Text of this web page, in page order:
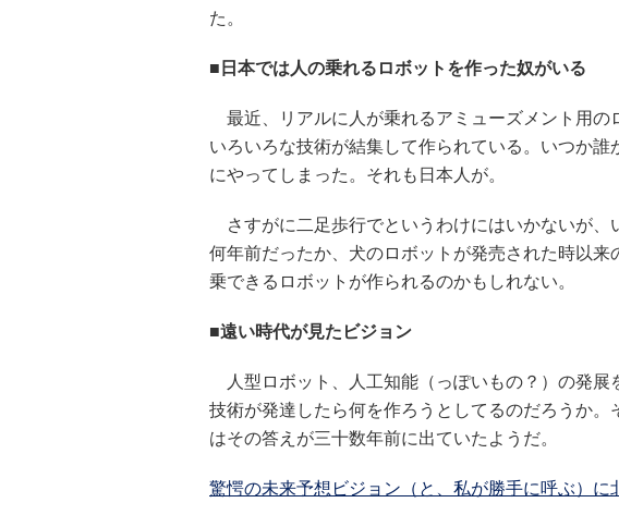
た。
■日本では人の乗れるロボットを作った奴がいる
最近、リアルに人が乗れるアミューズメント用の
いろいろな技術が結集して作られている。いつか
にやってしまった。それも日本人が。
さすがに二足歩行でというわけにはいかないが、
何年前だったか、犬のロボットが発売された時以
乗できるロボットが作られるのかもしれない。
■遠い時代が見たビジョン
人型ロボット、人工知能（っぽいもの？）の発展
技術が発達したら何を作ろうとしてるのだろうか
はその答えが三十数年前に出ていたようだ。
驚愕の未来予想ビジョン（と、私が勝手に呼ぶ）に